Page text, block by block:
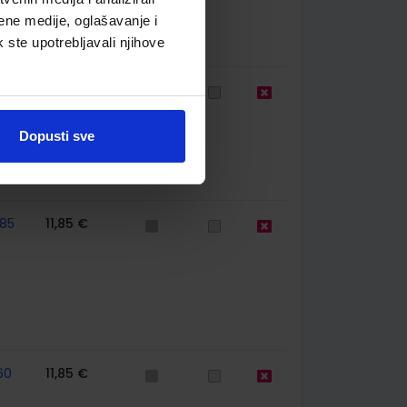
medije, oglašavanje i
ste upotrebljavali njihove
Dopusti sve
11,85 €
11,85 €